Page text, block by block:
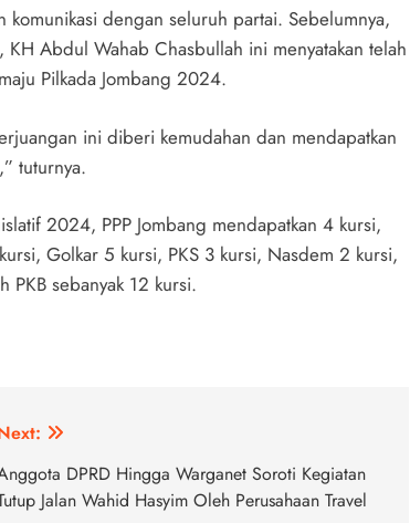
dengan seluruh partai. Sebelumnya,
Abdul Wahab Chasbullah ini menyatakan telah
Pilkada Jombang 2024.
ini diberi kemudahan dan mendapatkan
tuturnya.
2024, PPP Jombang mendapatkan 4 kursi,
Golkar 5 kursi, PKS 3 kursi, Nasdem 2 kursi,
sebanyak 12 kursi.
DPRD Hingga Warganet Soroti Kegiatan
Jalan Wahid Hasyim Oleh Perusahaan Travel